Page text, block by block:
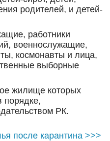
родителей, и детей-
работники
военнослужащие,
космонавты и лица,
выборные
жилище которых
порядке,
РК.
после карантина >>>